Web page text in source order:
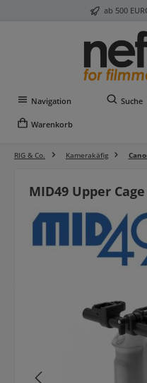
Zum Hauptinhalt springen ab 500
Navigation Suche
Warenkorb
RIG & Co. Kamerakäfig
MID49 Upper